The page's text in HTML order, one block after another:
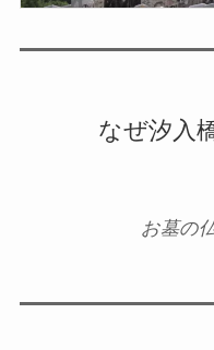
なぜ汐入
お墓の